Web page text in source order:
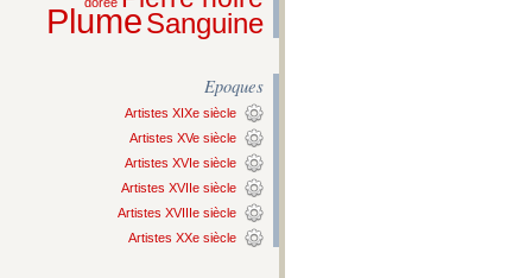
PlumeSanguine
Epoques
Artistes XIXe siècle
Artistes XVe siècle
Artistes XVIe siècle
Artistes XVIIe siècle
Artistes XVIIIe siècle
Artistes XXe siècle